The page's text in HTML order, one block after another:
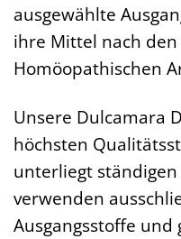
ausgewählte
ihre Mittel nach
Homöopathischen
Unsere Dulcamara
höchsten
unterliegt
verwenden
Ausgangsstoffe